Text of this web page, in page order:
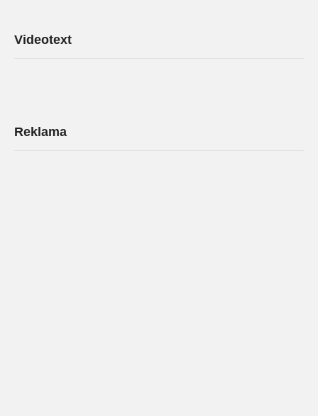
Videotext
Reklama